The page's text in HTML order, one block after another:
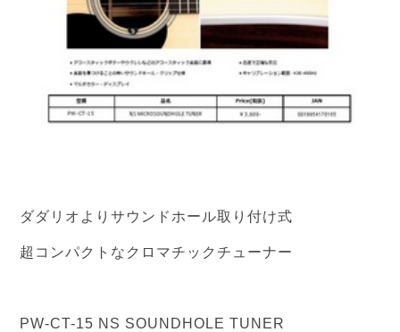
ダダリオよりサウンドホール取り付け式
超コンパクトなクロマチックチューナー
PW-CT-15 NS SOUNDHOLE TUNER